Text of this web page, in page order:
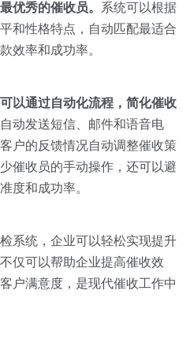
优秀的催收员。 系统可以根据
和性格特点，自动匹配最适合
效率和成功率。
以通过自动化流程，简化催收
动发送短信、邮件和语音电
户的反馈情况自动调整催收策
催收员的手动操作，还可以避
度和成功率。
系统，企业可以轻松实现提升
仅可以帮助企业提高催收效
户满意度，是现代催收工作中